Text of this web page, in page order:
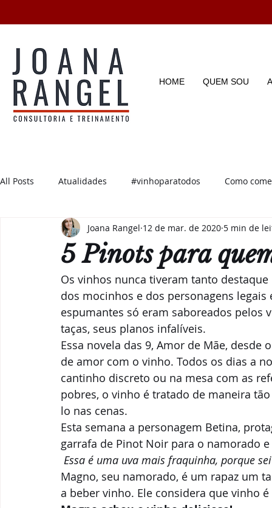
HOME QUEM SOU
All Posts Atualidades #vinhoparatodos Como
Degustações Enotícias Enoturismo Dicas e
Parcerias & Business Oi! Notas de "Bebelier"
Recomendações
5 Pinots para
Joana Rangel 12 de mar. de 2020 5 min de
Os vinhos nunca tiveram tanto
dos mocinhos e dos personagens
espumantes só eram saboreados pelos
taças, seus planos infalíveis.
Essa novela das 9, Amor de Mãe,
de amor com o vinho. Todos os dias a
cantinho discreto ou na mesa com as
pobres, o vinho é tratado de maneira
lo nas cenas.
Esta semana a personagem Betina,
garrafa de Pinot Noir para o namorado
Essa é uma uva mais fraquinha, porque
Magno, seu namorado, é um rapaz um
a beber vinho. Ele considera que vinho